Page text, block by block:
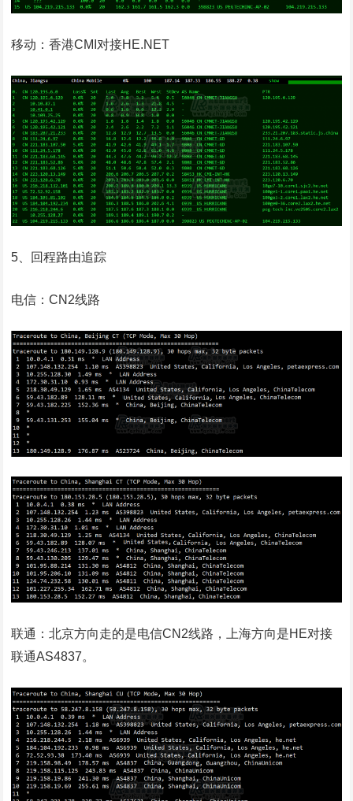
移动：香港CMI对接HE.NET
5、回程路由追踪
电信：CN2线路
联通：北京方向走的是电信CN2线路，上海方向是HE对接
联通AS4837。